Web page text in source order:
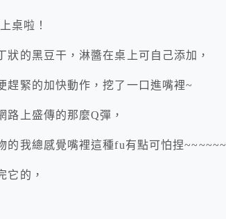
桌啦！
的黑豆干，淋醬在桌上可自己添加，
趕緊的加快動作，挖了一口進嘴裡~
上盛傳的那麼Q彈，
的我總感覺嘴裡這種fu有點可怕捏~~~~~~
它的，